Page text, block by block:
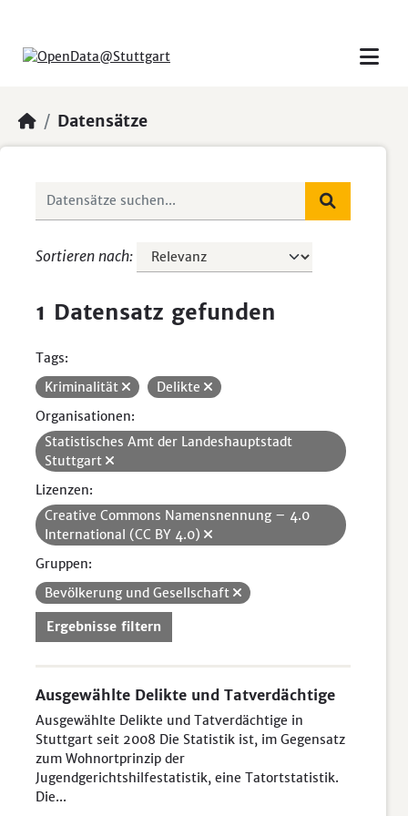
Datensätze
Sortieren nach
1 Datensatz gefunden
Tags:
Kriminalität
Delikte
Organisationen:
Statistisches Amt der Landeshauptstadt
Stuttgart
Lizenzen:
Creative Commons Namensnennung – 4.0
International (CC BY 4.0)
Gruppen:
Bevölkerung und Gesellschaft
Ergebnisse filtern
Ausgewählte Delikte und Tatverdächtige
Ausgewählte Delikte und Tatverdächtige in
Stuttgart seit 2008 Die Statistik ist, im Gegensatz
zum Wohnortprinzip der
Jugendgerichtshilfestatistik, eine Tatortstatistik.
Die...